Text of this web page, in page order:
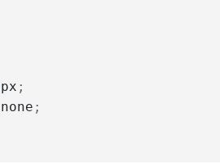
px ;
none ;